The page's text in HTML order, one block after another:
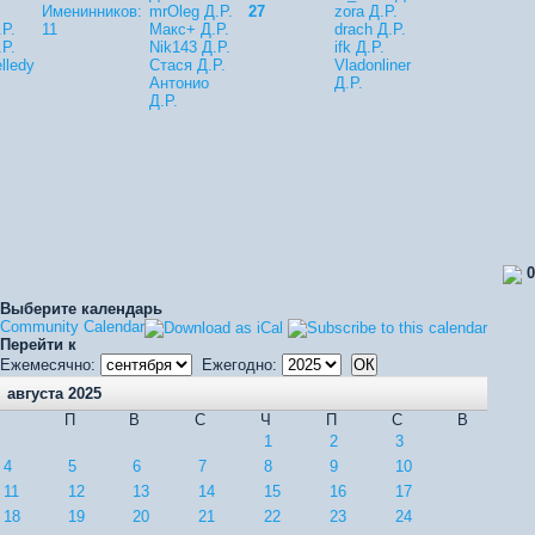
Именинников:
11
mrOleg Д.Р.
Макс+ Д.Р.
Nik143 Д.Р.
Стася Д.Р.
Антонио
Д.Р.
27
zora Д.Р.
drach Д.Р.
ifk Д.Р.
Vladonliner
Д.Р.
0
Выберите календарь
Community Calendar
Перейти к
Ежемесячно:
Ежегодно:
августа 2025
П
В С Ч П С
В
1
2
3
4
5 6 7 8 9
10
11
12 13 14 15 16
17
18
19 20 21 22 23
24